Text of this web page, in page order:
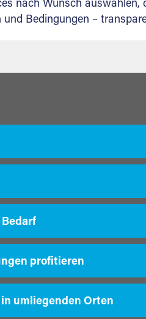
nach Wunsch
und Bedingungen –
Bedarf
profitieren
umliegenden Orten